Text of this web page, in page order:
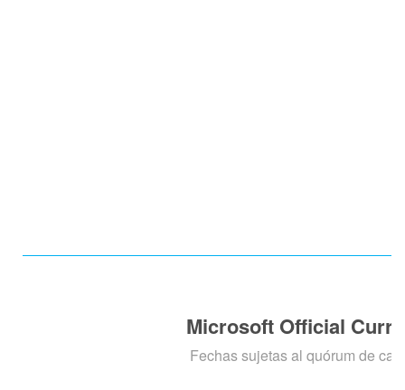
Microsoft Official
Fechas sujetas al quórum de